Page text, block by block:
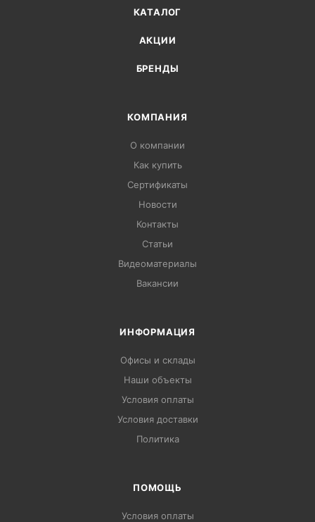
КАТАЛОГ
АКЦИИ
БРЕНДЫ
КОМПАНИЯ
О компании
Как купить
Сертификаты
Новости
Контакты
Статьи
Видеоматериалы
Вакансии
ИНФОРМАЦИЯ
Офисы и склады
Наши объекты
Условия оплаты
Условия доставки
Политика
ПОМОЩЬ
Условия оплаты